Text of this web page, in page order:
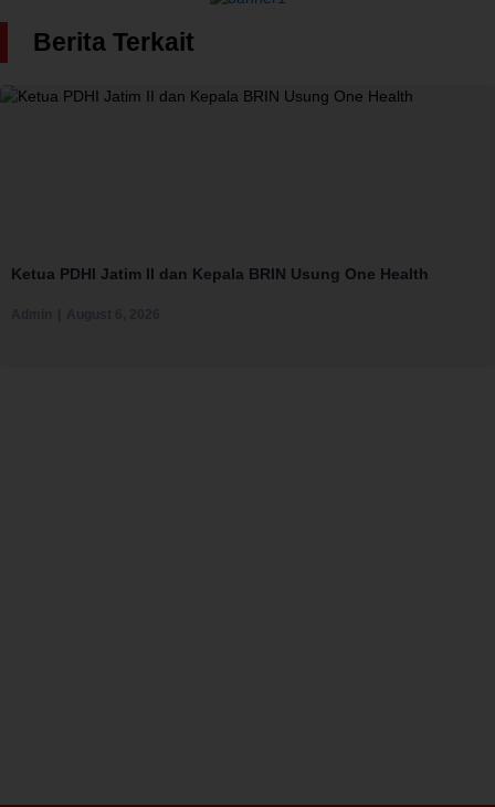
Berita Terkait
Ketua PDHI Jatim II dan Kepala BRIN Usung One Health